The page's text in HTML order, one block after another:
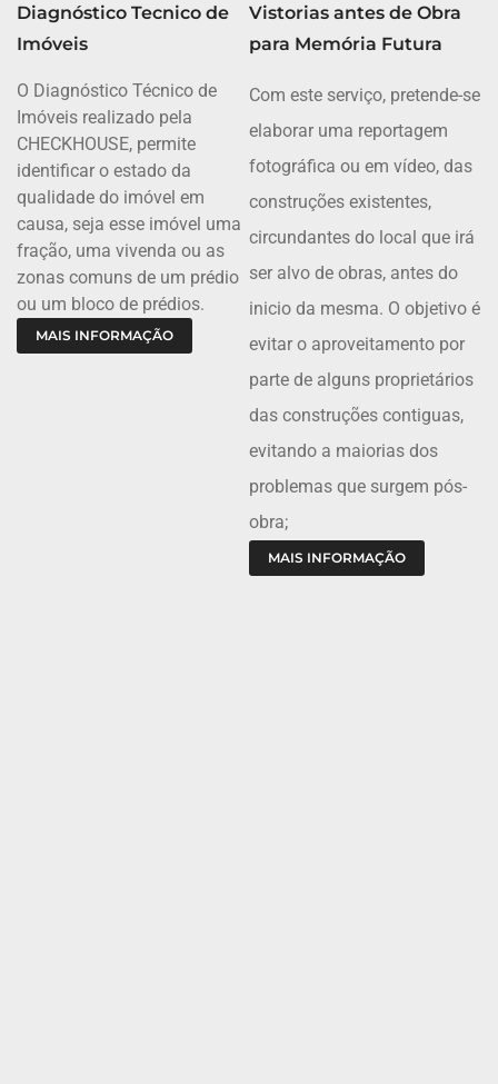
Diagnóstico Tecnico de
Imóveis
O Diagnóstico Técnico de
Imóveis realizado pela
CHECKHOUSE, permite
identificar o estado da
qualidade do imóvel em
causa, seja esse imóvel uma
fração, uma vivenda ou as
zonas comuns de um prédio
ou um bloco de prédios.
MAIS INFORMAÇÃO
Vistorias antes de Obra
para Memória Futura
Com este serviço, pretende-se
elaborar uma reportagem
fotográfica ou em vídeo, das
construções existentes,
circundantes do local que irá
ser alvo de obras, antes do
inicio da mesma. O objetivo é
evitar o aproveitamento por
parte de alguns proprietários
das construções contiguas,
evitando a maiorias dos
problemas que surgem pós-
obra;
MAIS INFORMAÇÃO